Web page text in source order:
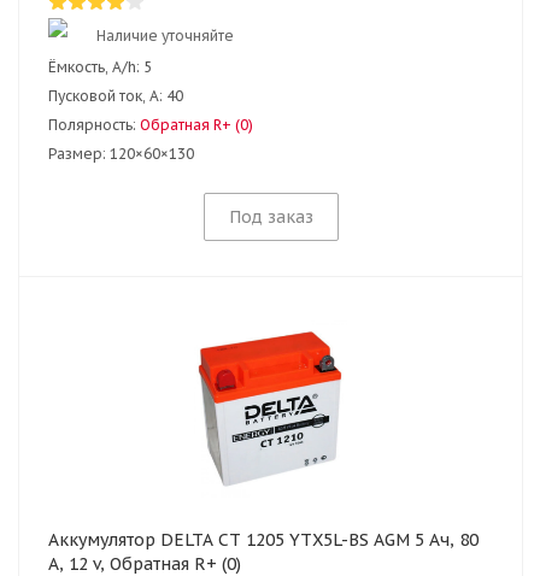
Наличие уточняйте
Ёмкость, A/h: 5
Пусковой ток, А: 40
Полярность: Обратная R+ (0)
Размер: 120×60×130
Под заказ
Аккумулятор DELTA CT 1205 YTX5L-BS AGM 5 Ач, 80
А, 12 v, Обратная R+ (0)